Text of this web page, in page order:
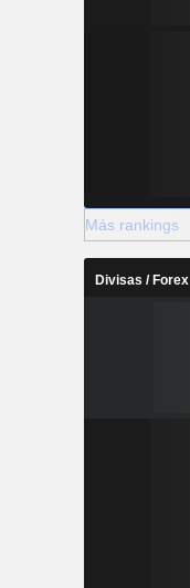
Más rankings
Divisas / Forex